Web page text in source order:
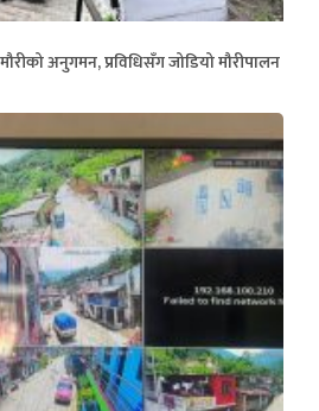
अनुगमन, प्रविधिसँग जोडियो मौरीपालन